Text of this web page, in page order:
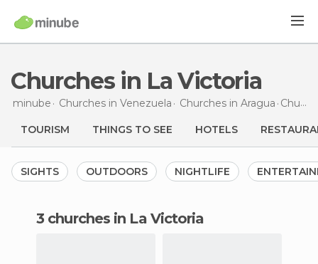
Churches in La Victoria
minube Churches in Venezuela Churches in Aragua Churches
TOURISM THINGS TO SEE HOTELS
SIGHTS OUTDOORS NIGHTLIFE
3 churches in La Victoria